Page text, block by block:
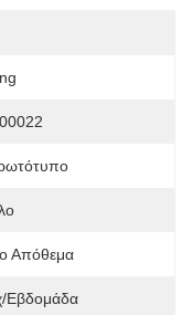
Απόθεμα
εβδομάδα